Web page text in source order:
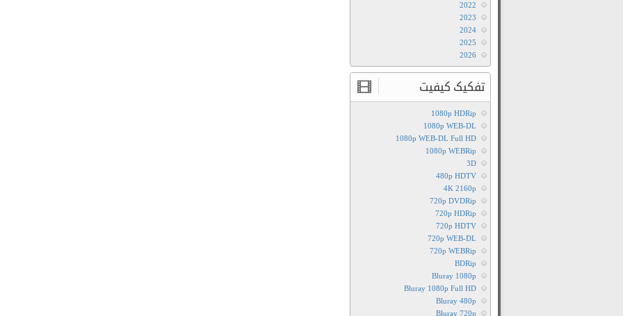
2022
2023
2024
2025
2026
تفکیک کیفیت
1080p HDRip
1080p WEB-DL
1080p WEB-DL Full HD
1080p WEBRip
3D
480p HDTV
4K 2160p
720p DVDRip
720p HDRip
720p HDTV
720p WEB-DL
720p WEBRip
BDRip
Bluray 1080p
Bluray 1080p Full HD
Bluray 480p
Bluray 720p